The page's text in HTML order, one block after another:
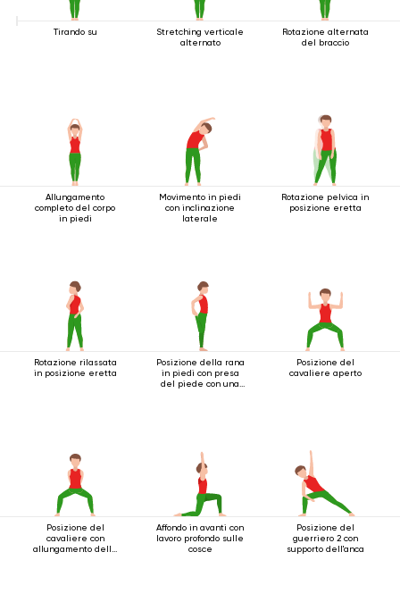
Tirando su
Stretching verticale
alternato
Rotazione alternata
del braccio
Allungamento
completo del corpo
in piedi
Movimento in piedi
con inclinazione
laterale
Rotazione pelvica in
posizione eretta
Rotazione rilassata
in posizione eretta
Posizione della rana
in piedi con presa
del piede con una
Posizione del
cavaliere aperto
Posizione del
cavaliere con
allungamento delle
Affondo in avanti con
lavoro profondo sulle
cosce
Posizione del
guerriero 2 con
supporto dell'anca